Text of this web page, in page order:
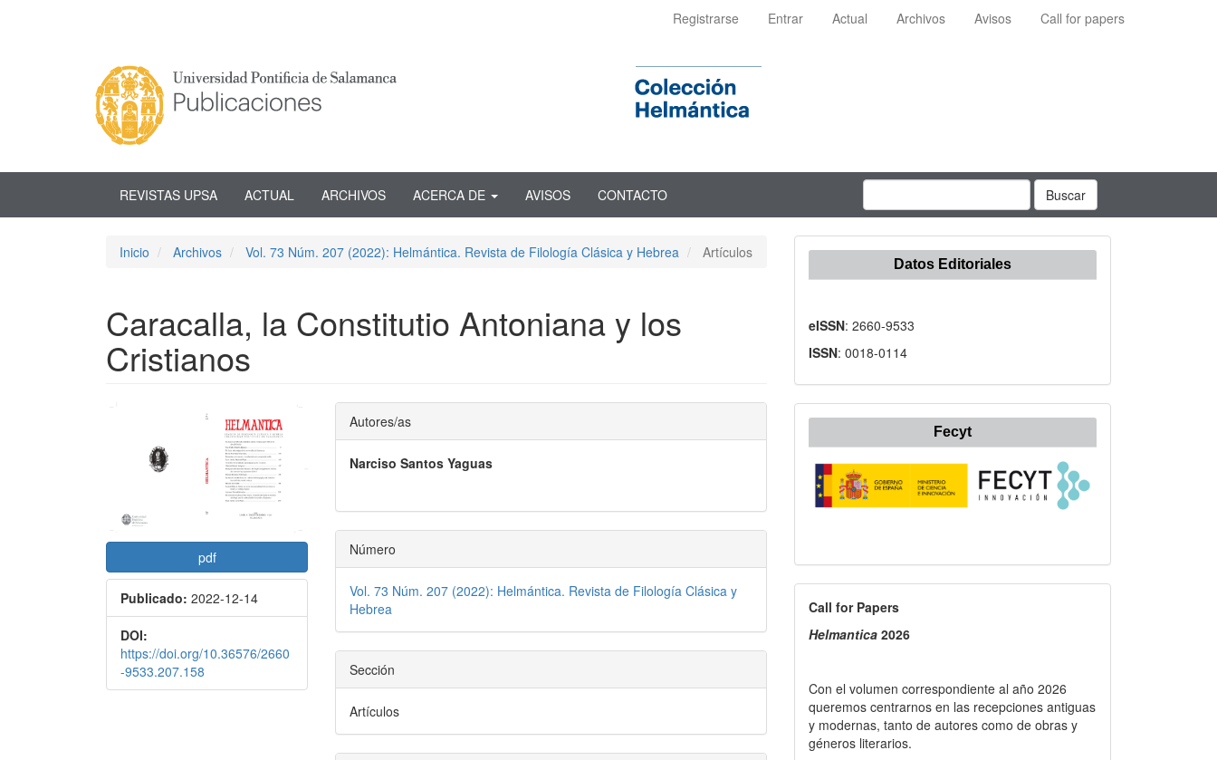
Registrarse Entrar Actual Archivos Avisos Call for papers
REVISTAS UPSA ACTUAL ARCHIVOS ACERCA DE AVISOS CONTACTO Buscar
Inicio Archivos Vol. 73 Núm. 207 (2022): Helmántica. Revista de Filología Clásica y Hebrea Artículos
Caracalla, la Constitutio Antoniana y los
Cristianos
lateral
artículo
pdf
Publicado: 2022-12-14
DOI:
https://doi.org/10.36576/2660
-9533.207.158
Contenido
principal
del
artículo
Autores/as
Narciso Santos Yaguas
Número
Vol. 73 Núm. 207 (2022): Helmántica. Revista de Filología Clásica y
Hebrea
Sección
Artículos
Datos Editoriales
eISSN: 2660-9533
ISSN: 0018-0114
Fecyt
for
Papers
Call for Papers
Helmantica 2026
Con el volumen correspondiente al año 2026
queremos centrarnos en las recepciones antiguas
y modernas, tanto de autores como de obras y
géneros literarios.